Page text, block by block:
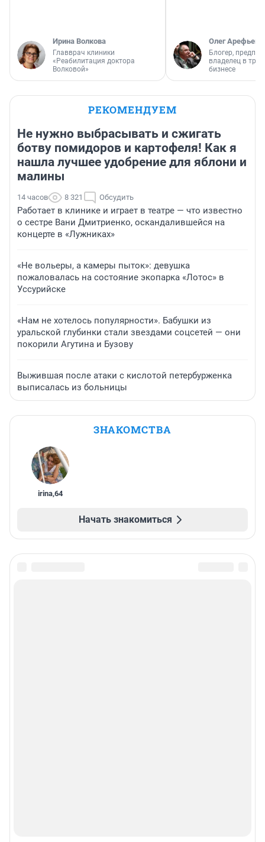
Ирина Волкова
Главврач клиники
«Реабилитация доктора
Волковой»
Олег Арефьев
Блогер,
владелец в
бизнесе
РЕКОМЕНДУЕМ
Не нужно выбрасывать и сжигать
ботву помидоров и картофеля! Как я
нашла лучшее удобрение для яблони и
малины
14 часов 8 321 Обсудить
Работает в клинике и играет в театре — что известно
о сестре Вани Дмитриенко, оскандалившейся на
концерте в «Лужниках»
«Не вольеры, а камеры пыток»: девушка
пожаловалась на состояние экопарка «Лотос» в
Уссурийске
«Нам не хотелось популярности». Бабушки из
уральской глубинки стали звездами соцсетей — они
покорили Агутина и Бузову
Выжившая после атаки с кислотой петербурженка
выписалась из больницы
ЗНАКОМСТВА
irina,64
Начать знакомиться